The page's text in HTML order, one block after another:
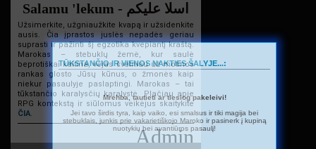
Salamu 'lekum - اسلا عليكم
Užsimerkite, užgniaužkite kvapą ir užsidenkite
ausis. Čia įprastos juslės nepadės geriau
suprasti ir pažinti šį egzotika kvepiantį kraštą.
Marokas – stebuklų žemė, kur saulė
beprotiškai kaitina, vėjas švelniau už motinos
rankas glosto Jūsų kūnus, o žmonės kaip
niekur pasaulyje paslaptingi. Marokas – tai
tūkstančio karalysčių karalystė. Plačiau apie
RPG kontekstą ir siūlomus veikėjus skaitykite
ČIA.
Admin
TŪKSTANČIO IR VIENOS NAKTIES ŠALYJE...:
Mrehba, tautieti ar tiesiog pakeleivi!
Jei tavo širdis tyra, kaip vaiko, esi smalsus ir tiki magija bei
stebuklais, junkis prie vakarietiškojo Maroko ir pasinerk į kupiną
nuotykių bei avantiūros pasaulį!